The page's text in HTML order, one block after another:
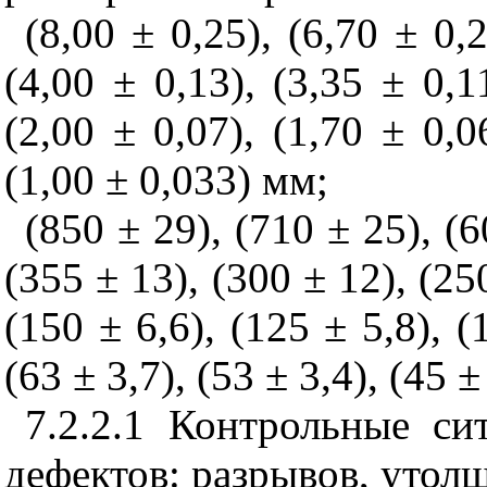
(8,00 ± 0,25), (6,70 ±
(4,00 ± 0,13), (3,35 ±
(2,00 ± 0,07), (1,70 ±
(1,00 ± 0,033) мм;
(850 ± 29), (710 ± 25),
(355 ± 13), (300 ± 12),
(150 ± 6,6), (125 ± 5,8),
(63 ± 3,7), (53 ± 3,4), (45
7.2.2.1 Контрольные
дефектов: разрывов,